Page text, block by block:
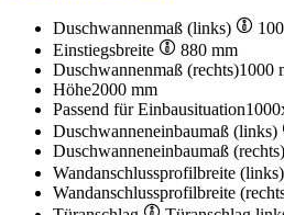
Duschwannenmaß (links)
Einstiegsbreite
880 mm
Duschwannenmaß (rechts)1000
Höhe2000 mm
Passend für Einbausituation
Duschwanneneinbaumaß (links)
Duschwanneneinbaumaß (rechts)
Wandanschlussprofilbreite (links)
Wandanschlussprofilbreite